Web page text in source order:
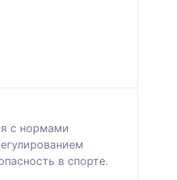
с нормами
в спорте.